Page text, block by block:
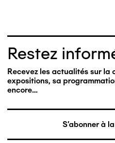
Restez
Recevez les actualités sur la
expositions, sa
encore…
S'abonner à